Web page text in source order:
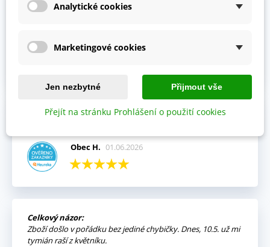
Vždy mi přišla objednávka velmi rychle a v pořádku,
Jitka V. 02.06.2026
Celkový názor:
Obec H. 01.06.2026
Celkový názor:
Zboží došlo v pořádku bez jediné chybičky. Dnes, 10.5. už mi
tymián raší z květníku.
Analytické cookies
Marketingové cookies
Jen nezbytné Přijmout vše
Přejít na stránku Prohlášení o použití cookies